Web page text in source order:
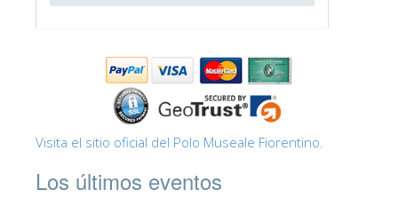
Visita el sitio oficial del Polo Museale Fiorentino.
Los últimos eventos